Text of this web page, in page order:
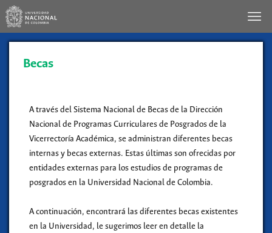
Becas
A través del Sistema Nacional de Becas de la Dirección
Nacional de Programas Curriculares de Posgrados de la
Vicerrectoría Académica, se administran diferentes becas
internas y becas externas. Estas últimas son ofrecidas por
entidades externas para los estudios de programas de
posgrados en la Universidad Nacional de Colombia.
A continuación, encontrará las diferentes becas existentes
en la Universidad, le sugerimos leer en detalle la